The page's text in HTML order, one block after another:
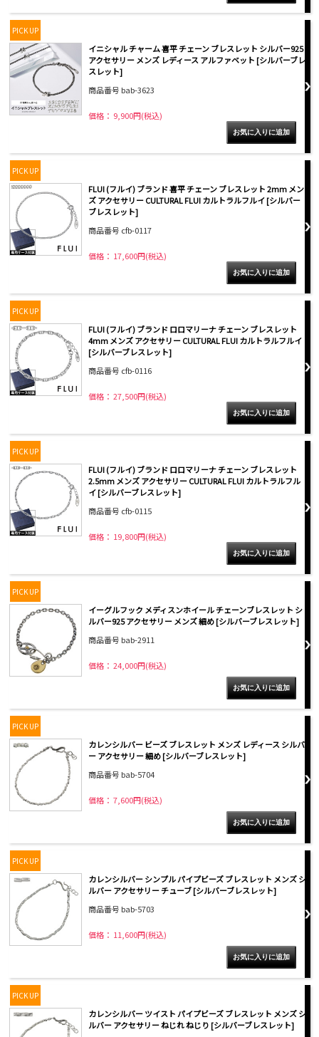
PICK UP
イニシャル チャーム 喜平 チェーン ブレスレット シルバー925
アクセサリー メンズ レディース アルファベット [シルバーブレ
スレット]
商品番号 bab-3623
価格： 9,900円(税込)
PICK UP
FLUI (フルイ) ブランド 喜平 チェーン ブレスレット 2mm メン
ズ アクセサリー CULTURAL FLUI カルトラルフルイ [シルバー
ブレスレット]
商品番号 cfb-0117
価格： 17,600円(税込)
PICK UP
FLUI (フルイ) ブランド ロロマリーナ チェーン ブレスレット
4mm メンズ アクセサリー CULTURAL FLUI カルトラルフルイ
[シルバーブレスレット]
商品番号 cfb-0116
価格： 27,500円(税込)
PICK UP
FLUI (フルイ) ブランド ロロマリーナ チェーン ブレスレット
2.5mm メンズ アクセサリー CULTURAL FLUI カルトラルフル
イ [シルバーブレスレット]
商品番号 cfb-0115
価格： 19,800円(税込)
PICK UP
イーグルフック メディスンホイール チェーンブレスレット シ
ルバー925 アクセサリー メンズ 細め [シルバーブレスレット]
商品番号 bab-2911
価格： 24,000円(税込)
PICK UP
カレンシルバー ビーズ ブレスレット メンズ レディース シルバ
ー アクセサリー 細め [シルバーブレスレット]
商品番号 bab-5704
価格： 7,600円(税込)
PICK UP
カレンシルバー シンプル パイプビーズ ブレスレット メンズ シ
ルバー アクセサリー チューブ [シルバーブレスレット]
商品番号 bab-5703
価格： 11,600円(税込)
PICK UP
カレンシルバー ツイスト パイプビーズ ブレスレット メンズ シ
ルバー アクセサリー ねじれ ねじり [シルバーブレスレット]